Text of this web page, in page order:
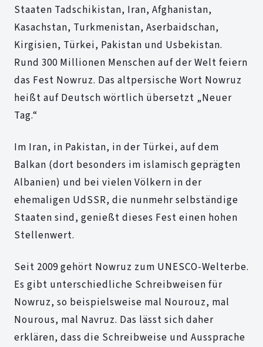
Staaten Tadschikistan, Iran, Afghanistan,
Kasachstan, Turkmenistan, Aserbaidschan,
Kirgisien, Türkei, Pakistan und Usbekistan.
Rund 300 Millionen Menschen auf der Welt feiern
das Fest Nowruz. Das altpersische Wort Nowruz
heißt auf Deutsch wörtlich übersetzt „Neuer
Tag.“
Im Iran, in Pakistan, in der Türkei, auf dem
Balkan (dort besonders im islamisch geprägten
Albanien) und bei vielen Völkern in der
ehemaligen UdSSR, die nunmehr selbständige
Staaten sind, genießt dieses Fest einen hohen
Stellenwert.
Seit 2009 gehört Nowruz zum UNESCO-Welterbe.
Es gibt unterschiedliche Schreibweisen für
Nowruz, so beispielsweise mal Nourouz, mal
Nourous, mal Navruz. Das lässt sich daher
erklären, dass die Schreibweise und Aussprache